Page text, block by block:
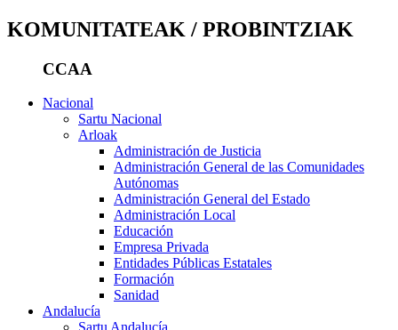
KOMUNITATEAK / PROBINTZIAK
CCAA
Nacional
Sartu Nacional
Arloak
Administración de Justicia
Administración General de las Comunidades
Autónomas
Administración General del Estado
Administración Local
Educación
Empresa Privada
Entidades Públicas Estatales
Formación
Sanidad
Andalucía